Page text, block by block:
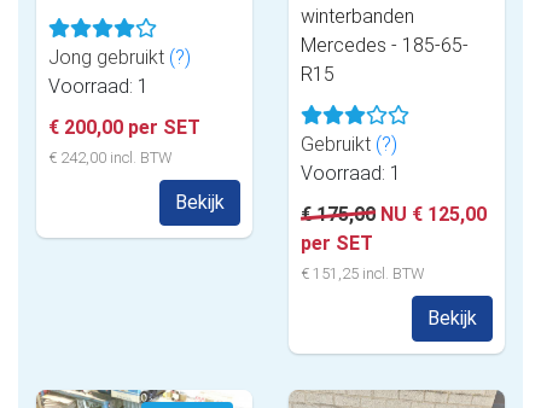
Jong gebruikt (?)
Voorraad: 1
€ 200,00 per SET
€ 242,00 incl. BTW
Bekijk
winterbanden
Mercedes - 185-65-
R15
Gebruikt (?)
Voorraad: 1
€ 175,00 NU € 125,00
per SET
€ 151,25 incl. BTW
Bekijk